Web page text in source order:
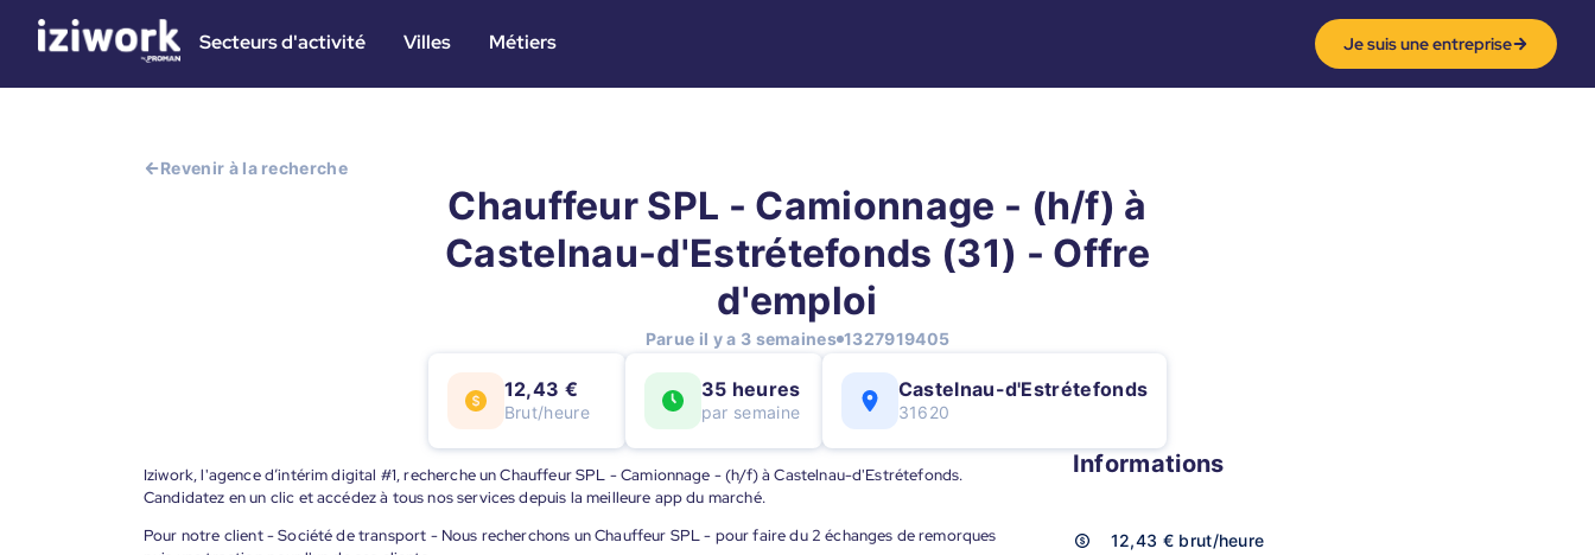
Secteurs d'activité Villes Métiers Je suis une entreprise
Revenir à la recherche
Chauffeur SPL - Camionnage - (h/f) à
Castelnau-d'Estrétefonds (31) - Offre
d'emploi
Parue il y a 3 semaines 1327919405
12,43 €
Brut/heure
35 heures
par semaine
Castelnau-d'Estrétefonds
31620
Iziwork, l'agence d’intérim digital #1, recherche un Chauffeur SPL - Camionnage - (h/f) à Castelnau-d'Estrétefonds.
Candidatez en un clic et accédez à tous nos services depuis la meilleure app du marché.
Pour notre client - Société de transport - Nous recherchons un Chauffeur SPL - pour faire du 2 échanges de remorques
Informations
12,43 € brut/heure